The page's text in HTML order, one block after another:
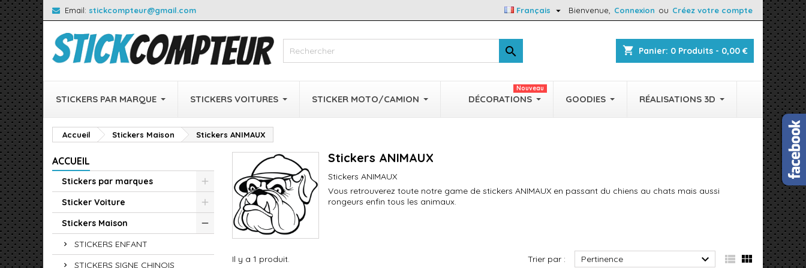
Email: stickcompteur@gmail.com Bienvenue, Connexion ou Créez votre compte
Français 
shopping_cart Panier: 0 Produits - 0,00 €

STICKERS PAR MARQUE STICKERS VOITURES STICKER MOTO/CAMION DÉCORATIONS
Nouveau
GOODIES RÉALISATIONS 3D
Accueil Stickers Maison Stickers ANIMAUX
ACCUEIL
Stickers par marques
Sticker Voiture
Stickers Maison
STICKERS ENFANT
STICKERS SIGNE CHINOIS
Stickers ANIMAUX
Stickers ANIMAUX
Vous retrouverez toute notre game de stickers ANIMAUX en passant du chiens au chats mais aussi
rongeurs enfin tous les animaux.
Il y a 1 produit. Trier par : Pertinence   